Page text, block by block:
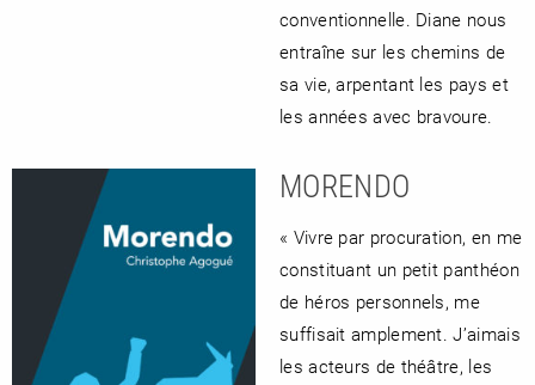
conventionnelle. Diane nous
entraîne sur les chemins de
sa vie, arpentant les pays et
les années avec bravoure.
MORENDO
« Vivre par procuration, en me
constituant un petit panthéon
de héros personnels, me
suffisait amplement. J’aimais
les acteurs de théâtre, les